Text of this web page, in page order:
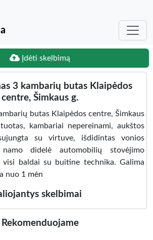
Įdėti skelbimą
3 kambarių butas Klaipėdos
centre, Šimkaus g.
butas Klaipėdos centre, Šimkaus
kambariai nepereinami, aukštos
su virtuve, išdidintas vonios
namo didelė automobilių stovėjimo
baldai su buitine technika. Galima
nuo 1 mėn
skelbimai
Rekomenduojame